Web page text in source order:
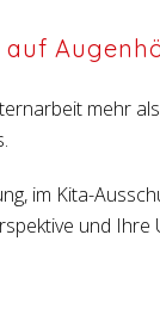
mehr
im Kita-
und